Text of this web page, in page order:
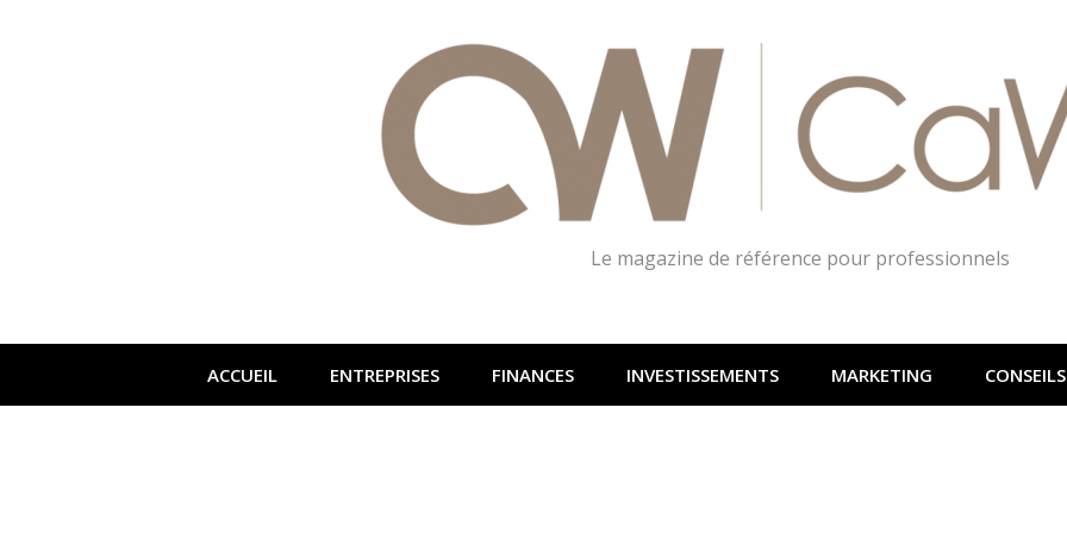
Le magazine de référence pour professionnels
ACCUEIL ENTREPRISES FINANCES INVESTISSEMENTS MARKETING CONSEILS